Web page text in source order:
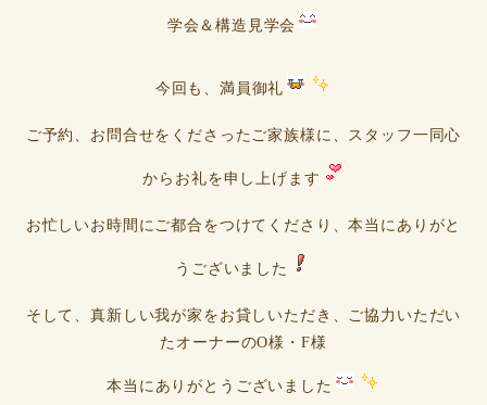
学会＆構造見学会
今回も、満員御礼
ご予約、お問合せをくださったご家族様に、スタッフ一同心
からお礼を申し上げます
お忙しいお時間にご都合をつけてくださり、本当にありがと
うございました
そして、真新しい我が家をお貸しいただき、ご協力いただい
たオーナーのO様・F様
本当にありがとうございました